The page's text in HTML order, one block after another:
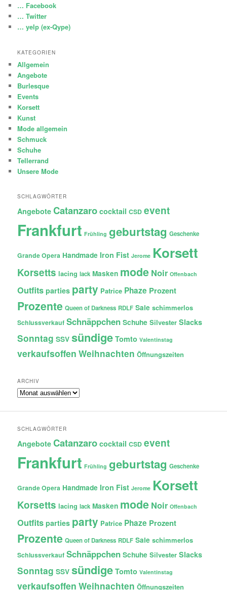
… Facebook
… Twitter
… yelp (ex-Qype)
KATEGORIEN
Allgemein
Angebote
Burlesque
Events
Korsett
Kunst
Mode allgemein
Schmuck
Schuhe
Tellerrand
Unsere Mode
SCHLAGWÖRTER
Angebote Catanzaro cocktail CSD event
Frankfurt Frühling geburtstag Geschenke
Grande Opera Handmade Iron Fist Jerome Korsett
Korsetts lacing lack Masken mode Noir Offenbach
Outfits parties party Patrice Phaze Prozent
Prozente Queen of Darkness RDLF Sale schimmerlos
Schlussverkauf Schnäppchen Schuhe Silvester Slacks
Sonntag SSV sündige Tomto Valentinstag
verkaufsoffen Weihnachten Öffnungszeiten
ARCHIV
Archiv
SCHLAGWÖRTER
Angebote Catanzaro cocktail CSD event
Frankfurt Frühling geburtstag Geschenke
Grande Opera Handmade Iron Fist Jerome Korsett
Korsetts lacing lack Masken mode Noir Offenbach
Outfits parties party Patrice Phaze Prozent
Prozente Queen of Darkness RDLF Sale schimmerlos
Schlussverkauf Schnäppchen Schuhe Silvester Slacks
Sonntag SSV sündige Tomto Valentinstag
verkaufsoffen Weihnachten Öffnungszeiten